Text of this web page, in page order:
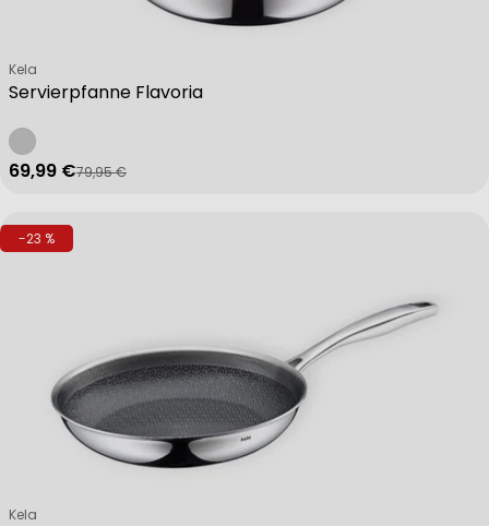
Servierpfanne Flavoria
Verkäufer:
Kela
Verkaufspreis
69,99 €
Regulärer Preis
79,95 €
-23 %
Verkäufer:
Kela